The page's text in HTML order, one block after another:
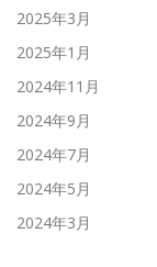
2025年3月
2025年1月
2024年11月
2024年9月
2024年7月
2024年5月
2024年3月